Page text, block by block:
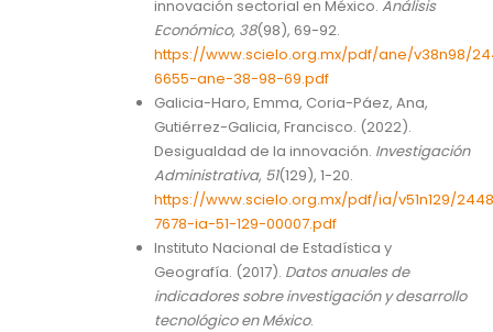
innovación sectorial en México. Análisis
Económico, 38(98), 69-92.
https://www.scielo.org.mx/pdf/ane/v38n98/
6655-ane-38-98-69.pdf
Galicia-Haro, Emma, Coria-Páez, Ana,
Gutiérrez-Galicia, Francisco. (2022).
Desigualdad de la innovación. Investigación
Administrativa, 51(129), 1-20.
https://www.scielo.org.mx/pdf/ia/v51n129/
7678-ia-51-129-00007.pdf
Instituto Nacional de Estadística y
Geografía. (2017). Datos anuales de
indicadores sobre investigación y desarrollo
tecnológico en México.